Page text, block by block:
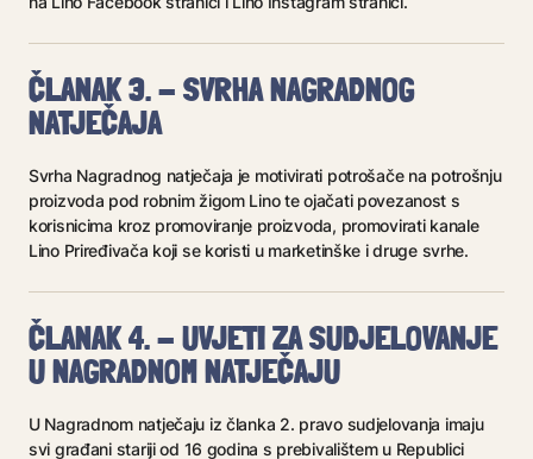
ČLANAK 3. - SVRHA NAGRADNOG
NATJEČAJA
Svrha Nagradnog natječaja je motivirati potrošače na potrošnju
proizvoda pod robnim žigom Lino te ojačati povezanost s
korisnicima kroz promoviranje proizvoda, promovirati kanale
Lino Priređivača koji se koristi u marketinške i druge svrhe.
ČLANAK 4. - UVJETI ZA SUDJELOVANJE
U NAGRADNOM NATJEČAJU
U Nagradnom natječaju iz članka 2. pravo sudjelovanja imaju
svi građani stariji od 16 godina s prebivalištem u Republici